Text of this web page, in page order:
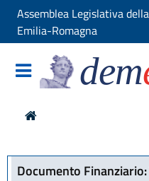
Assemblea Legislativa
Emilia-Romagna
dem
Documento Finanziario: